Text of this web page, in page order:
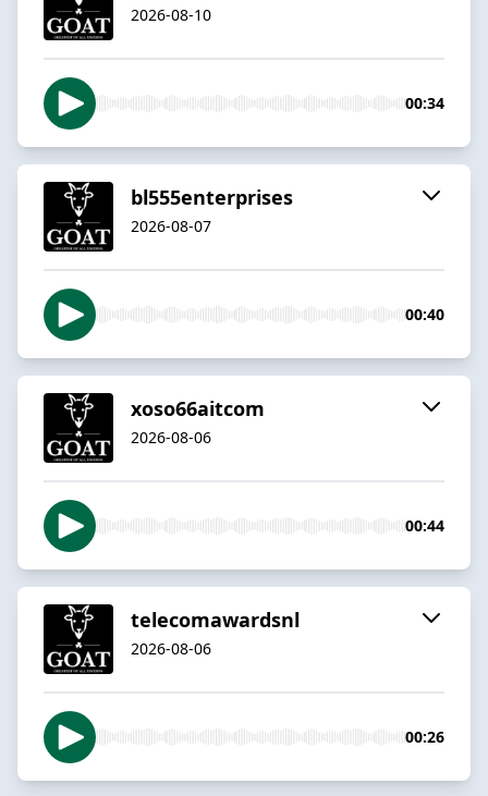
2026-08-10
00:34
bl555enterprises
2026-08-07
00:40
xoso66aitcom
2026-08-06
00:44
telecomawardsnl
2026-08-06
00:26